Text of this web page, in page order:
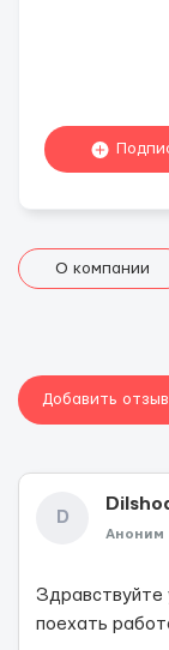
О компании
Добавить отзыв
D
Аноним
поехать